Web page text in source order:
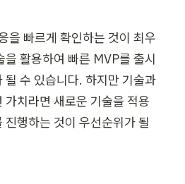
을 빠르게 확인하는 것이 최우
을 활용하여 빠른 MVP를 출시
될 수 있습니다. 하지만 기술과
가치라면 새로운 기술을 적용
행하는 것이 우선순위가 될